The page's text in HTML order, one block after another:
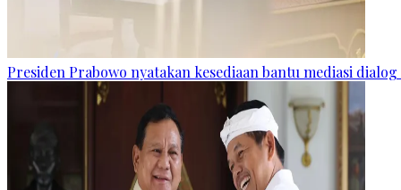
Presiden Prabowo nyatakan kesediaan bantu mediasi